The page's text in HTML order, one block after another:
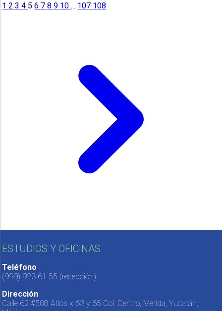
1234 5 6 789 10... 107 108
ESTUDIOS Y OFICINAS
Teléfono
(999) 923 61 55 (recepción)
Dirección
Calle 62 #508 Altos x 63 y 65 Col. Centro, Mérida, Yucatán,